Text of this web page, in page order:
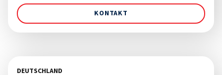
KONTAKT
DEUTSCHLAND